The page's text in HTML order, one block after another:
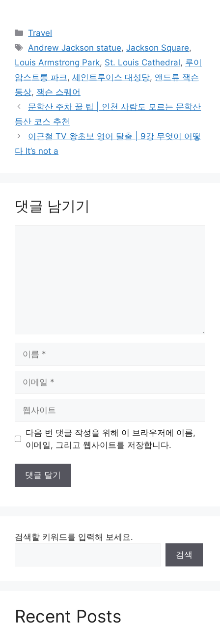
카
테
리
Travel
태
그
Andrew Jackson statue,Jackson Square,
Louis Armstrong Park, St. Louis Cathedral, 루이
암스트롱 파크 , 세인트루이스 대성당, 앤드류 잭슨
동상, 잭슨 스퀘어
문학산 주차 꿀 팁 | 인천 사람도 모르는 문학산
등산 코스 추천
이근철 TV 왕초보 영어 탈출 | 9강 무엇이 어떻
다 It’s not a
댓글 남기기
트
다음 번 댓글 작성을 위해 이 브라우저에 이름,
이메일, 그리고 웹사이트를 저장합니다.
검색할 키워드를 입력해 보세요.
검색
Recent Posts